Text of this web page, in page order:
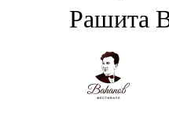
Рашита